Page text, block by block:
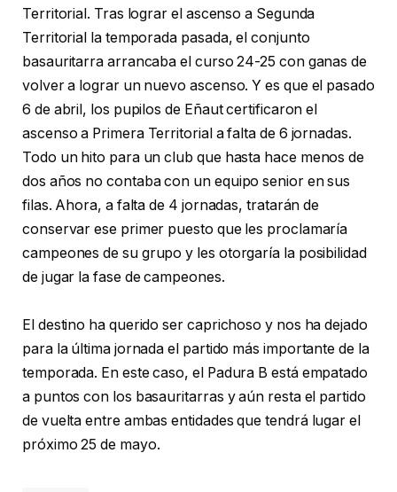
Territorial. Tras lograr el ascenso a Segunda
Territorial la temporada pasada, el conjunto
basauritarra arrancaba el curso 24-25 con ganas de
volver a lograr un nuevo ascenso. Y es que el pasado
6 de abril, los pupilos de Eñaut certificaron el
ascenso a Primera Territorial a falta de 6 jornadas.
Todo un hito para un club que hasta hace menos de
dos años no contaba con un equipo senior en sus
filas. Ahora, a falta de 4 jornadas, tratarán de
conservar ese primer puesto que les proclamaría
campeones de su grupo y les otorgaría la posibilidad
de jugar la fase de campeones.
El destino ha querido ser caprichoso y nos ha dejado
para la última jornada el partido más importante de la
temporada. En este caso, el Padura B está empatado
a puntos con los basauritarras y aún resta el partido
de vuelta entre ambas entidades que tendrá lugar el
próximo 25 de mayo.